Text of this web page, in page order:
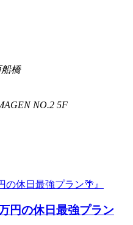
橋
NO.2 5F
円の休日最強プラン